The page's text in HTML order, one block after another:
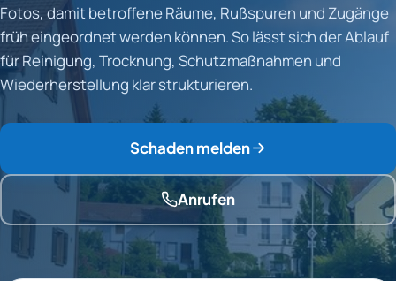
Fotos, damit betroffene Räume, Rußspuren und Zugänge
früh eingeordnet werden können. So lässt sich der Ablauf
für Reinigung, Trocknung, Schutzmaßnahmen und
Wiederherstellung klar strukturieren.
Schaden melden
Anrufen